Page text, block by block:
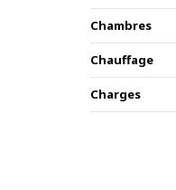
Chambres
Chauffage
Charges